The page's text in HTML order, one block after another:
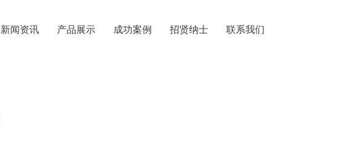
新闻资讯 产品展示 成功案例 招贤纳士 联系我们